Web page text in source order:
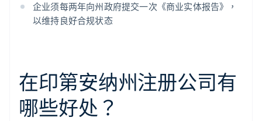
企业须每两年向州政府提交一次《商业实体报告》，
以维持良好合规状态
在印第安纳州注册公司有
哪些好处？